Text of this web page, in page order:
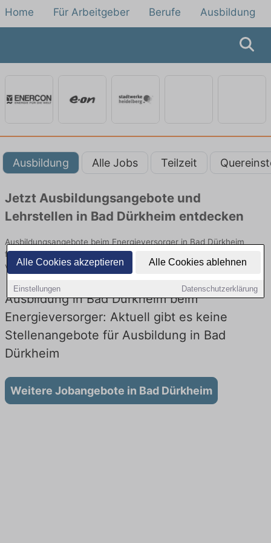
Alle Cookies akzeptieren Alle Cookies ablehnen
Einstellungen Datenschutzerklärung
Home Für Arbeitgeber Berufe Ausbildung
Ausbildung Alle Jobs Teilzeit
Jetzt Ausbildungsangebote und
Lehrstellen in Bad Dürkheim entdecken
Ausbildungsangebote beim Energieversorger in Bad Dürkheim
finden Sie von namhaften Firmen. Entdecken Sie freie Optionen
von Top-Arbeitgebern und bewerben Sie sich noch heute.
Ausbildung in Bad Dürkheim beim
Energieversorger: Aktuell gibt es keine
Stellenangebote für Ausbildung in Bad
Dürkheim
Weitere Jobangebote in Bad Dürkheim